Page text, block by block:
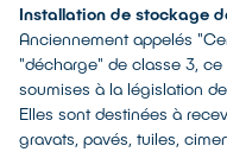
Installation de stockage
Anciennement appelés
"décharge" de classe 3,
soumises à la législation
Elles sont destinées à
gravats, pavés, tuiles,